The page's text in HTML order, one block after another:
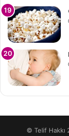
© Telif Hakkı